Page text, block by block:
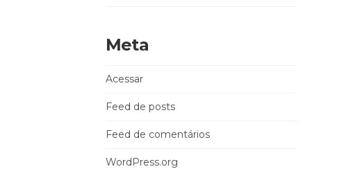
Meta
Acessar
Feed de posts
Feed de comentários
WordPress.org